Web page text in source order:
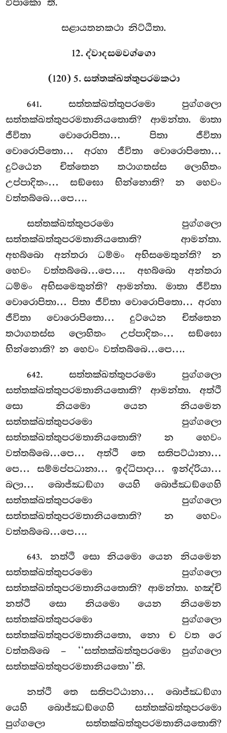
විපාකො’’ති.
සළායතනකථා නිට්ඨිතා.
12. ද්වාදසමවග්ගො
(120) 5. සත්තක්ඛත්තුපරමකථා
641. සත්තක්ඛත්තුපරමො පුග්ගලො
සත්තක්ඛත්තුපරමතානියතොති? ආමන්තා. මාතා
ජීවිතා වොරොපිතා… පිතා ජීවිතා
වොරොපිතො… අරහා ජීවිතා වොරොපිතො…
දුට්ඨෙන චිත්තෙන තථාගතස්ස ලොහිතං
උප්පාදිතං… සඞ්ඝො භින්නොති? න හෙවං
වත්තබ්බෙ…පෙ….
සත්තක්ඛත්තුපරමො පුග්ගලො
සත්තක්ඛත්තුපරමතානියතොති? ආමන්තා.
අභබ්බො අන්තරා ධම්මං අභිසමෙතුන්ති? න
හෙවං වත්තබ්බෙ…පෙ…. අභබ්බො අන්තරා
ධම්මං අභිසමෙතුන්ති? ආමන්තා. මාතා ජීවිතා
වොරොපිතා… පිතා ජීවිතා වොරොපිතො… අරහා
ජීවිතා වොරොපිතො… දුට්ඨෙන චිත්තෙන
තථාගතස්ස ලොහිතං උප්පාදිතං… සඞ්ඝො
භින්නොති? න හෙවං වත්තබ්බෙ…පෙ….
642. සත්තක්ඛත්තුපරමො පුග්ගලො
සත්තක්ඛත්තුපරමතානියතොති? ආමන්තා. අත්ථි
සො නියමො යෙන නියමෙන
සත්තක්ඛත්තුපරමො පුග්ගලො
සත්තක්ඛත්තුපරමතානියතොති? න හෙවං
වත්තබ්බෙ…පෙ… අත්ථි තෙ සතිපට්ඨානා…
පෙ… සම්මප්පධානා… ඉද්ධිපාදා… ඉන්ද්රියා…
බලා… බොජ්ඣඞ්ගා යෙහි බොජ්ඣඞ්ගෙහි
සත්තක්ඛත්තුපරමො පුග්ගලො
සත්තක්ඛත්තුපරමතානියතොති? න හෙවං
වත්තබ්බෙ…පෙ….
643. නත්ථි සො නියමො යෙන නියමෙන
සත්තක්ඛත්තුපරමො පුග්ගලො
සත්තක්ඛත්තුපරමතානියතොති? ආමන්තා. හඤ්චි
නත්ථි සො නියමො යෙන නියමෙන
සත්තක්ඛත්තුපරමො පුග්ගලො
සත්තක්ඛත්තුපරමතානියතො, නො ච වත රෙ
වත්තබ්බෙ – ‘‘සත්තක්ඛත්තුපරමො පුග්ගලො
සත්තක්ඛත්තුපරමතානියතො’’ති.
නත්ථිතෙ සතිපට්ඨානා… බොජ්ඣඞ්ගා
යෙහි බොජ්ඣඞ්ගෙහි සත්තක්ඛත්තුපරමො
පුග්ගලො සත්තක්ඛත්තුපරමතානියතොති?